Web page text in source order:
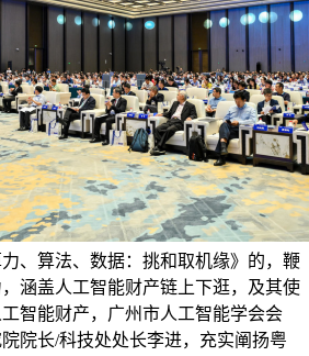
、算法、数据：挑和取机缘》的，鞭
涵盖人工智能财产链上下逛，及其使
智能财产，广州市人工智能学会会
院长/科技处处长李进，充实阐扬粤